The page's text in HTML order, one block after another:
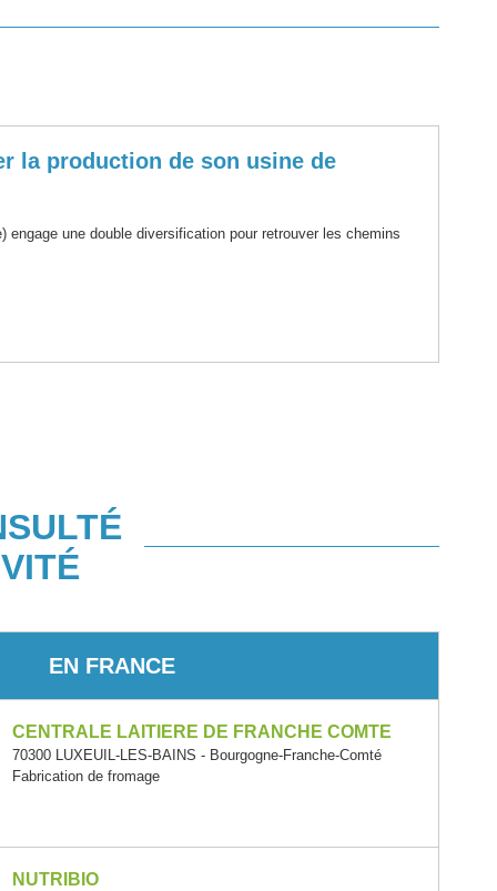
la production de son usine de
une double diversification pour retrouver les chemins
EN FRANCE
CENTRALE LAITIERE DE FRANCHE COMTE
70300 LUXEUIL-LES-BAINS - Bourgogne-Franche-Comté
Fabrication de fromage
NUTRIBIO